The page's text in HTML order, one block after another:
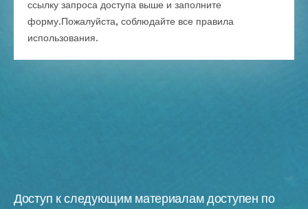
ссылку запроса доступа выше и заполните
форму.Пожалуйста, соблюдайте все правила
использования.
Доступ к следующим материалам доступен по